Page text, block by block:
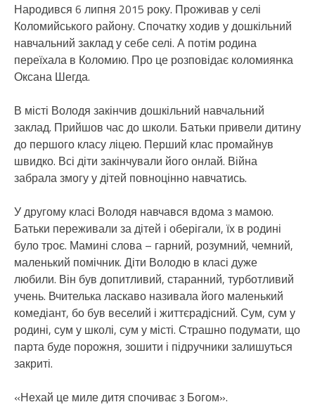
Народився 6 липня 2015 року. Проживав у селі
Коломийського району. Спочатку ходив у дошкільний
навчальний заклад у себе селі. А потім родина
переїхала в Коломию. Про це розповідає коломиянка
Оксана Шегда.
В місті Володя закінчив дошкільний навчальний
заклад. Прийшов час до школи. Батьки привели дитину
до першого класу ліцею. Перший клас промайнув
швидко. Всі діти закінчували його онлай. Війна
забрала змогу у дітей повноцінно навчатись.
У другому класі Володя навчався вдома з мамою.
Батьки переживали за дітей і оберігали, їх в родині
було троє. Мамині слова – гарний, розумний, чемний,
маленький помічник. Діти Володю в класі дуже
любили. Він був допитливий, старанний, турботливий
учень. Вчителька ласкаво називала його маленький
комедіант, бо був веселий і життєрадісний. Сум, сум у
родині, сум у школі, сум у місті. Страшно подумати, що
парта буде порожня, зошити і підручники залишуться
закриті.
«Нехай це миле дитя спочиває з Богом».